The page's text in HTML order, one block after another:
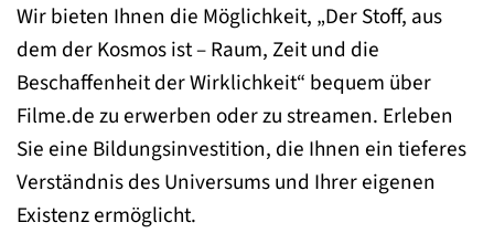
Wir bieten Ihnen die Möglichkeit, „Der Stoff, aus
dem der Kosmos ist – Raum, Zeit und die
Beschaffenheit der Wirklichkeit“ bequem über
Filme.de zu erwerben oder zu streamen. Erleben
Sie eine Bildungsinvestition, die Ihnen ein tieferes
Verständnis des Universums und Ihrer eigenen
Existenz ermöglicht.